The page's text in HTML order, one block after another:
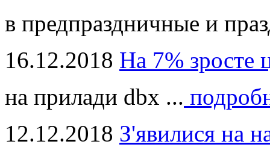
в предпраздничные и
16.12.2018 На 7% зросте
на прилади dbx ...
12.12.2018 З'явилися на